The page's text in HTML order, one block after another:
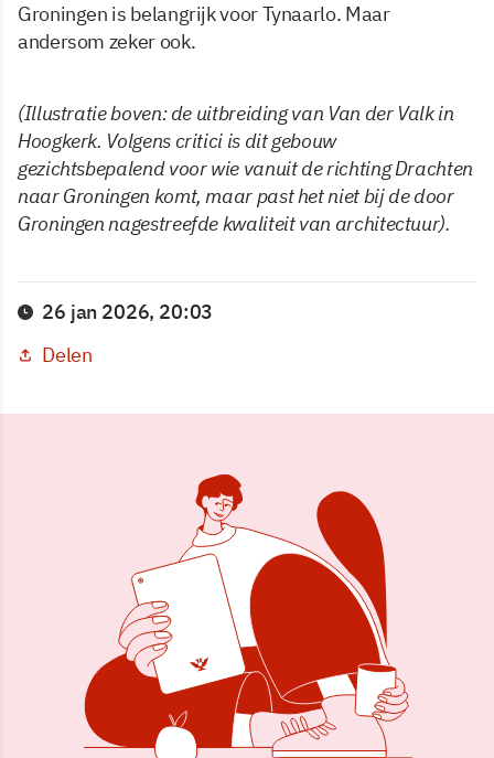
Groningen is belangrijk voor Tynaarlo. Maar
andersom zeker ook.
(Illustratie boven: de uitbreiding van Van der Valk in
Hoogkerk. Volgens critici is dit gebouw
gezichtsbepalend voor wie vanuit de richting Drachten
naar Groningen komt, maar past het niet bij de door
Groningen nagestreefde kwaliteit van architectuur).
26 jan 2026, 20:03
Delen